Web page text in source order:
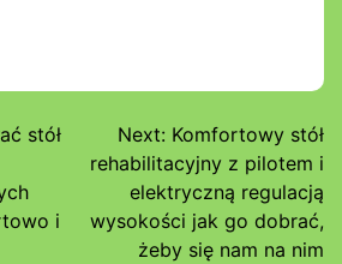
stół
i
Next: Komfortowy stół
rehabilitacyjny z pilotem i
elektryczną regulacją
wysokości jak go dobrać,
żeby się nam na nim